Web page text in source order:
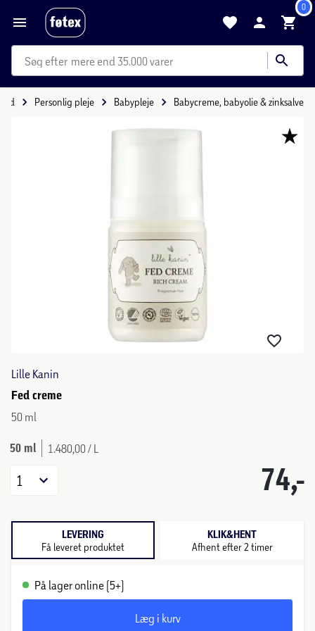
0
mere end 35.000 varer
Personlig pleje Babypleje Babycreme, babyolie & zinksalve
Lille Kanin
Fed creme
50 ml
50 ml 1.480,00 / L
74,-
1
LEVERING
Få leveret produktet
KLIK&HENT
Afhent efter 2 timer
På lager online (5+)
Læg i kurv